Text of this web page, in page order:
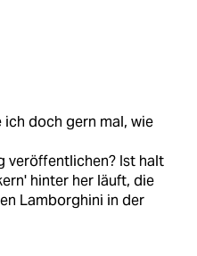
ich doch gern mal, wie
veröffentlichen? Ist halt
hinter her läuft, die
Lamborghini in der